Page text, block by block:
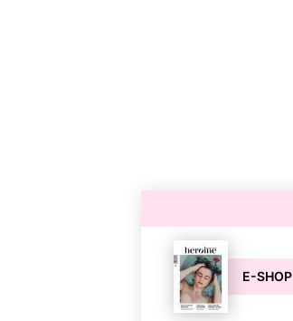
E-SHOP